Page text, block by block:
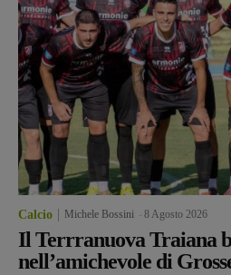
Calcio Michele Bossini 8 Agosto 2026
Il Terrranuova Traiana
nell’amichevole di